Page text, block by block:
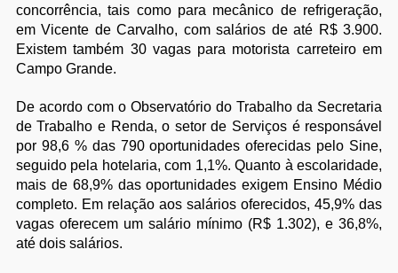
concorrência, tais como para mecânico de refrigeração,
em Vicente de Carvalho, com salários de até R$ 3.900.
Existem também 30 vagas para motorista carreteiro em
Campo Grande.
De acordo com o Observatório do Trabalho da Secretaria
de Trabalho e Renda, o setor de Serviços é responsável
por 98,6 % das 790 oportunidades oferecidas pelo Sine,
seguido pela hotelaria, com 1,1%. Quanto à escolaridade,
mais de 68,9% das oportunidades exigem Ensino Médio
completo. Em relação aos salários oferecidos, 45,9% das
vagas oferecem um salário mínimo (R$ 1.302), e 36,8%,
até dois salários.